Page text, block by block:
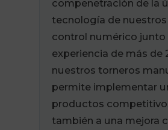
compenetración de la
tecnología de
control numérico junto
experiencia de más de
nuestros torneros
permite implementar
productos
también a una mejora